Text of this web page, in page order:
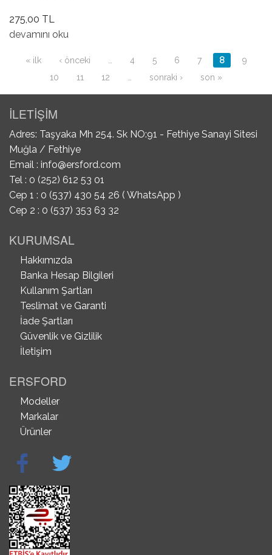
275,00 TL
İç Aks Keçesi hakkında
devamını oku
Sayfalar
« ilk ‹ önceki 4 5 6 7 8
9
10
11 12 … sonraki › son »
İLETİŞİM
Adres: Taşyaka Mh 254. Sk NO:91 - Fethiye Sanayi Sitesi
Muğla / Fethiye
Email : info@ersford.com
Tel : 0 (252) 612 53 01
Cep 1 : 0 (537) 430 54 26 ( WhatsApp )
Cep 2 : 0 (537) 353 63 32
KURUMSAL
Hakkımızda
Banka Hesap Bilgileri
Kullanım Şartları
Teslimat ve Garanti
İade Şartları
Güvenlik ve Gizlilik
İletişim
ERSFORD
Modeller
Markalar
Ürünler